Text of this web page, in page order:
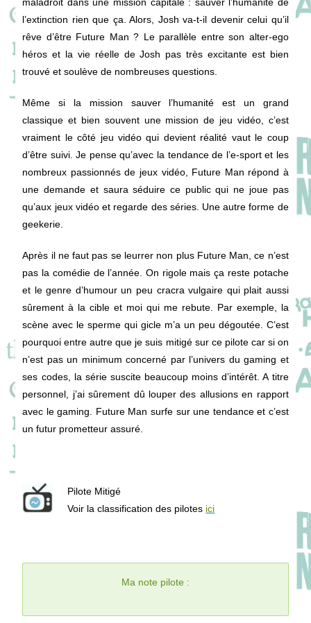
maladroit dans une mission capitale : sauver l’humanité de
l’extinction rien que ça. Alors, Josh va-t-il devenir celui qu’il
rêve d’être Future Man ? Le parallèle entre son alter-ego
héros et la vie réelle de Josh pas très excitante est bien
trouvé et soulève de nombreuses questions.
Même si la mission sauver l’humanité est un grand
classique et bien souvent une mission de jeu vidéo, c’est
vraiment le côté jeu vidéo qui devient réalité vaut le coup
d’être suivi. Je pense qu’avec la tendance de l’e-sport et les
nombreux passionnés de jeux vidéo, Future Man répond à
une demande et saura séduire ce public qui ne joue pas
qu’aux jeux vidéo et regarde des séries. Une autre forme de
geekerie.
Après il ne faut pas se leurrer non plus Future Man, ce n’est
pas la comédie de l’année. On rigole mais ça reste potache
et le genre d’humour un peu cracra vulgaire qui plait aussi
sûrement à la cible et moi qui me rebute. Par exemple, la
scène avec le sperme qui gicle m’a un peu dégoutée. C’est
pourquoi entre autre que je suis mitigé sur ce pilote car si on
n’est pas un minimum concerné par l’univers du gaming et
ses codes, la série suscite beaucoup moins d’intérêt. A titre
personnel, j’ai sûrement dû louper des allusions en rapport
avec le gaming. Future Man surfe sur une tendance et c’est
un futur prometteur assuré.
Pilote Mitigé
Voir la classification des pilotes ici
Ma note pilote :